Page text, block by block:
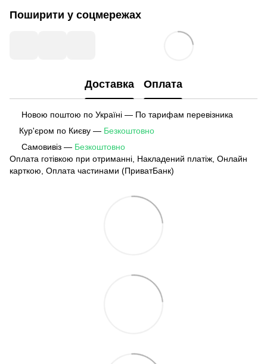
Поширити у соцмережах
Доставка Оплата
Новою поштою по Україні — По тарифам перевізника
Кур'єром по Києву — Безкоштовно
Самовивіз — Безкоштовно
Оплата готівкою при отриманні, Накладений платіж, Онлайн
карткою, Оплата частинами (ПриватБанк)